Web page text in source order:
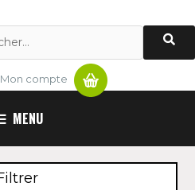
:
Mon compte Panier
MENU